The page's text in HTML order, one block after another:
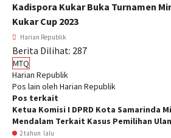
Kadispora Kukar Buka Turnamen
Kukar Cup 2023
Harian Republik
Berita Dilihat: 287
MTQ
Harian Republik
Pos lain oleh Harian Republik
Pos terkait
Ketua Komisi I DPRD Kota Samarinda
Mendalam Terkait Kasus Pemilihan
2 tahun lalu